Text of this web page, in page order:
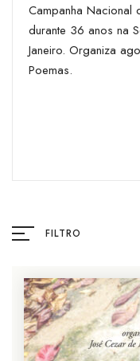
Campanha Nacional
durante 36 anos na
Janeiro. Organiza
Poemas.
FILTRO